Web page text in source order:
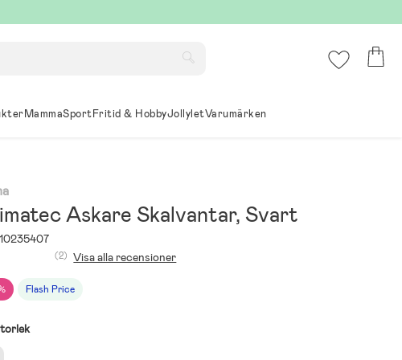
MammaSportFritid & HobbyJollyletVarumärken
Askare Skalvantar, Svart
10235407
Flash Price
(2) Visa alla recensioner